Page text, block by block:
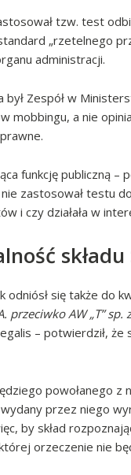
tzw. test
„rzetelnego
administracji.
był Zespół w
mobbingu, a nie
funkcję publiczną
zastosował testu
i czy działała w
składu
się także do
przeciwko AW „T” sp.
– potwierdził,
powołanego
przez niego
by skład
orzeczenie nie